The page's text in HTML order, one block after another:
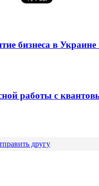
бизнеса в Украине
работы с
другу